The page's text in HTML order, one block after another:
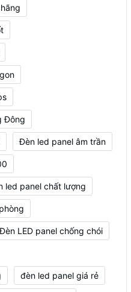
Đông
Đèn led panel âm trần
led panel chất lượng
Đèn LED panel chống chói
đèn led panel giá rẻ